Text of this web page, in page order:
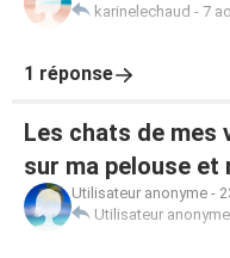
karinelechaud - 7
1 réponse
Les chats de mes
sur ma pelouse et
Utilisateur anonyme -
Utilisateur anonyme